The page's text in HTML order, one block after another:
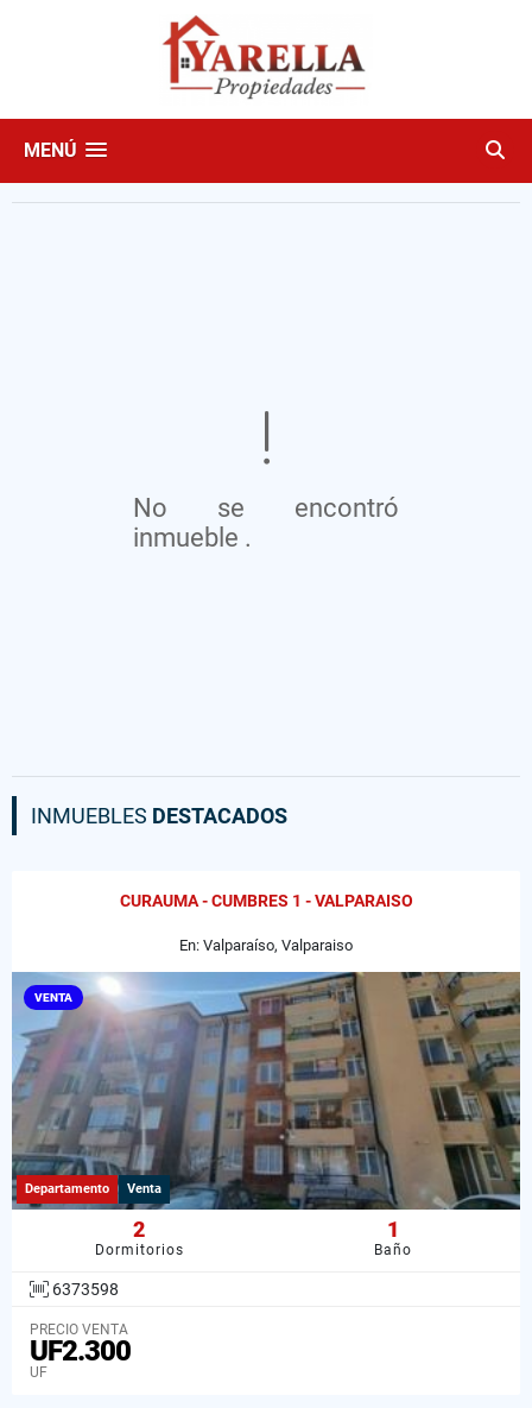
MENÚ
No se encontró
inmueble .
INMUEBLES DESTACADOS
CURAUMA - CUMBRES 1 - VALPARAISO
En: Valparaíso, Valparaiso
VENTA
Departamento Venta
2
Dormitorios
1
Baño
6373598
PRECIO VENTA
UF2.300
UF